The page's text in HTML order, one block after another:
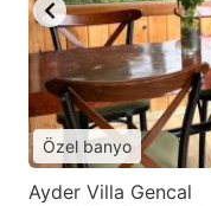
Özel banyo
Ayder Villa Gencal